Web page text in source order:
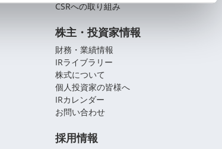
CSRへの取り組み
株主・投資家情報
財務・業績情報
IRライブラリー
株式について
個人投資家の皆様へ
IRカレンダー
お問い合わせ
採用情報